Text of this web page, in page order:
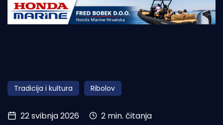
Početna
Obala
Otoci
Turizam i nautika
Tradicija i kultura Ribolov
22 svibnja 2026 2 min. čitanja